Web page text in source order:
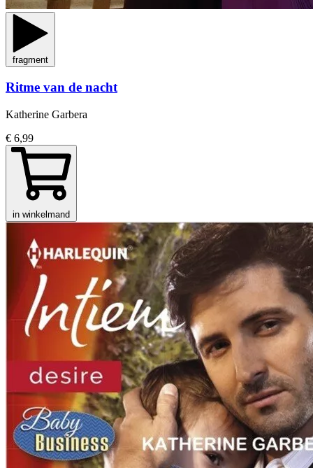
fragment
Ritme van de nacht
Katherine Garbera
€ 6,99
in winkelmand